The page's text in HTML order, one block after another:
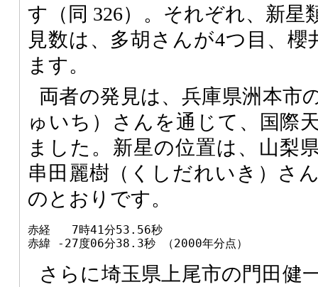
す（同 326）。それぞれ、新星
見数は、多胡さんが4つ目、
ます。
両者の発見は、兵庫県洲本市
ゅいち）さんを通じて、国際
ました。新星の位置は、山梨
串田麗樹（くしだれいき）さ
のとおりです。
赤経   7時41分53.56秒
赤緯 -27度06分38.3秒 （2000年分点）
さらに埼玉県上尾市の門田健